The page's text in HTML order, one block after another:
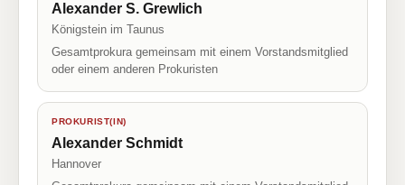
Alexander S. Grewlich
Königstein im Taunus
Gesamtprokura gemeinsam mit einem Vorstandsmitglied
oder einem anderen Prokuristen
PROKURIST(IN)
Alexander Schmidt
Hannover